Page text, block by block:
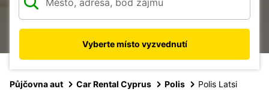
Vyberte místo vyzvednutí
Půjčovna aut Car Rental Cyprus Polis Polis Latsi